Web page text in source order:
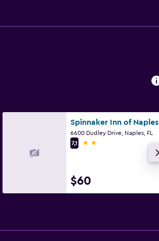
Spinnaker Inn of Naples
6600 Dudley Drive, Naples, FL
7,1
2 estrellas
$60